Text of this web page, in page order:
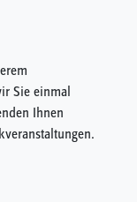
Sie einmal
Ihnen